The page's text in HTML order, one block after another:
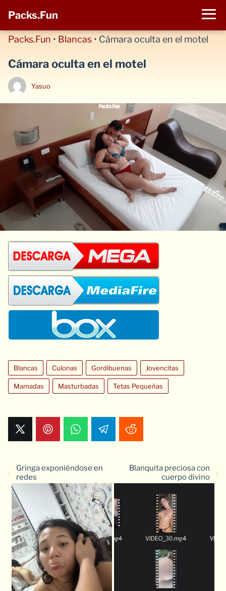
Packs.Fun
Packs.Fun • Blancas • Cámara oculta en el motel
Cámara oculta en el motel
Yasuo
Blancas Culonas Gordibuenas Jovencitas
Mamadas Masturbadas Tetas Pequeñas
Gringa exponiéndose en
redes
Blanquita preciosa con
cuerpo divino